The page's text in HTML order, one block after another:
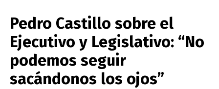
Pedro Castillo sobre el
Ejecutivo y Legislativo: “No
podemos seguir
sacándonos los ojos”